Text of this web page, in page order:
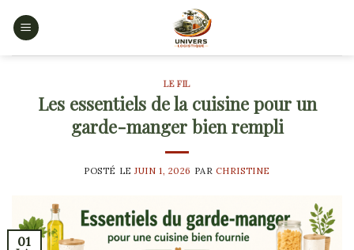
LE FIL
Les essentiels de la cuisine pour un
garde-manger bien rempli
POSTÉ LEJUIN 1, 2026 PAR CHRISTINE
01